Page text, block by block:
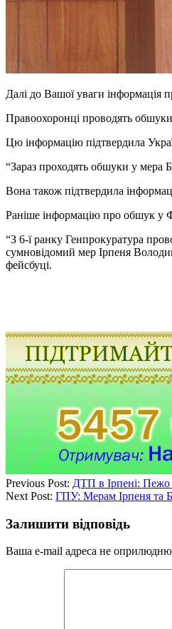
Далі до Вашої уваги інформація
Правоохоронці проводять
Цю інформацію підтвердила
“Зараз проходять обшуки у мера
Вона також підтвердила
Раніше інформацію про обшук у
“З 6-ї ранку Генпрокуратура
сумновідомий мер Ірпеня
фейсбуці.
Previous Post: ДТП в Ірпені: Пежо
Next Post: ГПУ: Мерам Ірпеня та
Залишити відповідь
Ваша e-mail адреса не